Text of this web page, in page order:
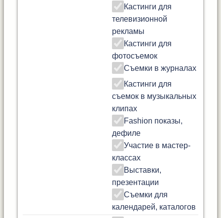
Кастинги для
телевизионной
рекламы
Кастинги для
фотосъемок
Съемки в журналах
Кастинги для
съемок в музыкальных
клипах
Fashion показы,
дефиле
Участие в мастер-
классах
Выставки,
презентации
Съемки для
календарей, каталогов